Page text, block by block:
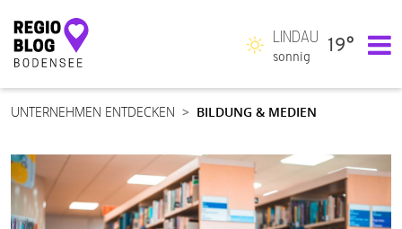
Hauptnavigation
LINDAU
sonnig
19°
UNTERNEHMEN ENTDECKEN BILDUNG & MEDIEN